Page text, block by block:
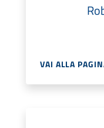
VAI ALLA